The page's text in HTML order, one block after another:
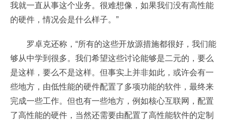
我就一直从事这个业务。很难想像，如果我们没有高性能
的硬件，情况会是什么样子。”
罗卓克还称，“所有的这些开放源措施都很好，我们能
够从中学到很多。我们希望这些讨论能够是二元的，要么
是这样，要么不是这样。但事实上并非如此，或许会有一
些地方，由低性能的硬件配置了多项功能的软件，最终来
完成一些工作。但也有一些地方，例如核心互联网，配置
了高性能的硬件，当然还需要由配置了高性能软件的定制